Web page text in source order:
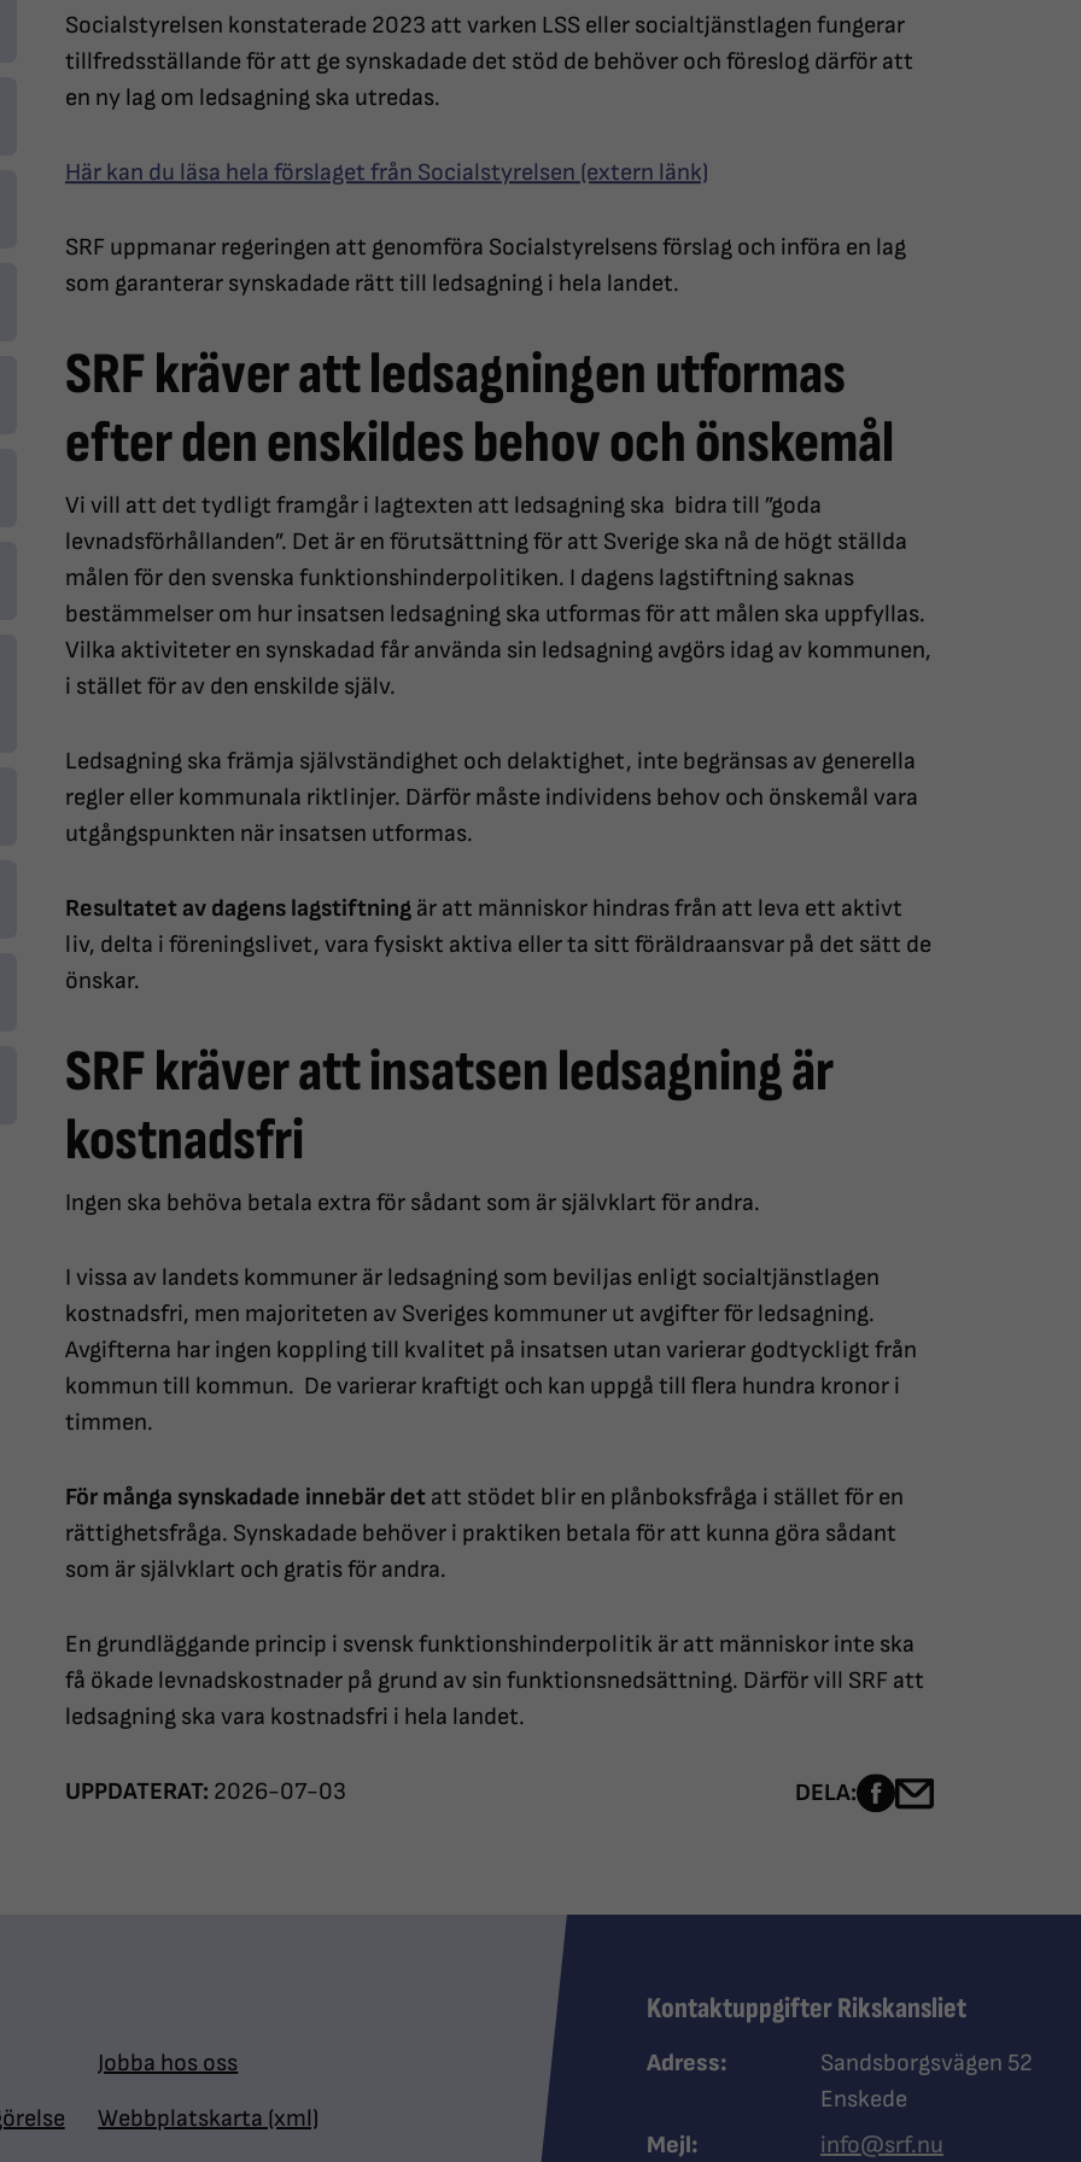
Socialstyrelsen konstaterade 2023 att varken LSS eller socialtjänstlagen fungerar
tillfredsställande för att ge synskadade det stöd de behöver och föreslog därför att
en ny lag om ledsagning ska utredas.
Här kan du läsa hela förslaget från Socialstyrelsen (extern länk)
SRF uppmanar regeringen att genomföra Socialstyrelsens förslag och införa en lag
som garanterar synskadade rätt till ledsagning i hela landet.
SRF kräver att ledsagningen utformas
efter den enskildes behov och önskemål
Vi vill att det tydligt framgår i lagtexten att ledsagning ska bidra till ”goda
levnadsförhållanden”. Det är en förutsättning för att Sverige ska nå de högt ställda
målen för den svenska funktionshinderpolitiken. I dagens lagstiftning saknas
bestämmelser om hur insatsen ledsagning ska utformas för att målen ska uppfyllas.
Vilka aktiviteter en synskadad får använda sin ledsagning avgörs idag av kommunen,
i stället för av den enskilde själv.
Ledsagning ska främja självständighet och delaktighet, inte begränsas av generella
regler eller kommunala riktlinjer. Därför måste individens behov och önskemål vara
utgångspunkten när insatsen utformas.
Resultatet av dagens lagstiftning är att människor hindras från att leva ett aktivt
liv, delta i föreningslivet, vara fysiskt aktiva eller ta sitt föräldraansvar på det sätt de
önskar.
SRF kräver att insatsen ledsagning är
kostnadsfri
Ingen ska behöva betala extra för sådant som är självklart för andra.
I vissa av landets kommuner är ledsagning som beviljas enligt socialtjänstlagen
kostnadsfri, men majoriteten av Sveriges kommuner ut avgifter för ledsagning.
Avgifterna har ingen koppling till kvalitet på insatsen utan varierar godtyckligt från
kommun till kommun. De varierar kraftigt och kan uppgå till flera hundra kronor i
timmen.
För många synskadade innebär det att stödet blir en plånboksfråga i stället för en
rättighetsfråga. Synskadade behöver i praktiken betala för att kunna göra sådant
som är självklart och gratis för andra.
En grundläggande princip i svensk funktionshinderpolitik är att människor inte ska
få ökade levnadskostnader på grund av sin funktionsnedsättning. Därför vill SRF att
ledsagning ska vara kostnadsfri i hela landet.
UPPDATERAT: 2026-07-03 DELA: Dela sidan på
Jobba hos oss
Webbplatskarta (xml)
Kontaktuppgifter Rikskansliet
Adress:
Sandsborgsvägen 52
Enskede
Mejl:
info@srf.nu